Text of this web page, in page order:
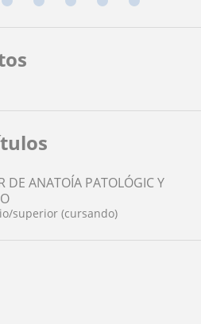
DE ANATOÍA PATOLÓGIC Y
superior (cursando)